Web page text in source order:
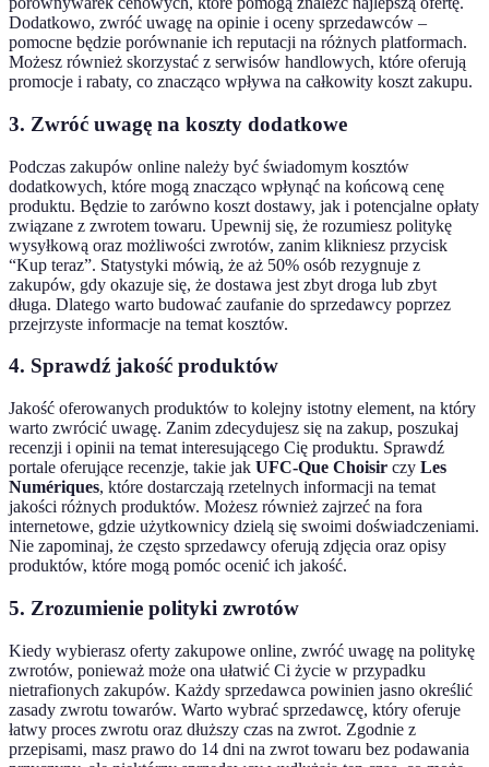
Dodatkowo, zwróć uwagę na opinie i oceny sprzedawców –
pomocne będzie porównanie ich reputacji na różnych platformach.
Możesz również skorzystać z serwisów handlowych, które oferują
promocje i rabaty, co znacząco wpływa na całkowity koszt zakupu.
3. Zwróć uwagę na koszty dodatkowe
Podczas zakupów online należy być świadomym kosztów
dodatkowych, które mogą znacząco wpłynąć na końcową cenę
produktu. Będzie to zarówno koszt dostawy, jak i potencjalne opłaty
związane z zwrotem towaru. Upewnij się, że rozumiesz politykę
wysyłkową oraz możliwości zwrotów, zanim klikniesz przycisk
“Kup teraz”. Statystyki mówią, że aż 50% osób rezygnuje z
zakupów, gdy okazuje się, że dostawa jest zbyt droga lub zbyt
długa. Dlatego warto budować zaufanie do sprzedawcy poprzez
przejrzyste informacje na temat kosztów.
4. Sprawdź jakość produktów
Jakość oferowanych produktów to kolejny istotny element, na który
warto zwrócić uwagę. Zanim zdecydujesz się na zakup, poszukaj
recenzji i opinii na temat interesującego Cię produktu. Sprawdź
portale oferujące recenzje, takie jak UFC-Que Choisir czy Les
Numériques, które dostarczają rzetelnych informacji na temat
jakości różnych produktów. Możesz również zajrzeć na fora
internetowe, gdzie użytkownicy dzielą się swoimi doświadczeniami.
Nie zapominaj, że często sprzedawcy oferują zdjęcia oraz opisy
produktów, które mogą pomóc ocenić ich jakość.
5. Zrozumienie polityki zwrotów
Kiedy wybierasz oferty zakupowe online, zwróć uwagę na politykę
zwrotów, ponieważ może ona ułatwić Ci życie w przypadku
nietrafionych zakupów. Każdy sprzedawca powinien jasno określić
zasady zwrotu towarów. Warto wybrać sprzedawcę, który oferuje
łatwy proces zwrotu oraz dłuższy czas na zwrot. Zgodnie z
przepisami, masz prawo do 14 dni na zwrot towaru bez podawania